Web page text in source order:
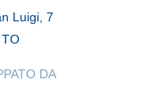
Luigi, 7
DA